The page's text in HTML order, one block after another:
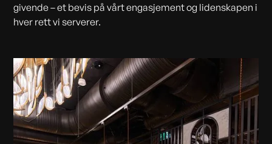
givende – et bevis på vårt engasjement og lidenskapen i
hver rett vi serverer.